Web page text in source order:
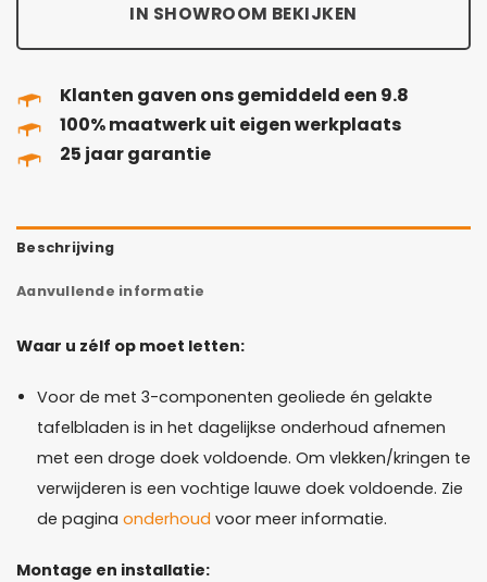
IN SHOWROOM BEKIJKEN
Klanten gaven ons gemiddeld een 9.8
100% maatwerk uit eigen werkplaats
25 jaar garantie
Beschrijving
Aanvullende informatie
Waar u zélf op moet letten:
Voor de met 3-componenten geoliede én gelakte
tafelbladen is in het dagelijkse onderhoud afnemen
met een droge doek voldoende. Om vlekken/kringen te
verwijderen is een vochtige lauwe doek voldoende. Zie
de pagina onderhoud voor meer informatie.
Montage en installatie: